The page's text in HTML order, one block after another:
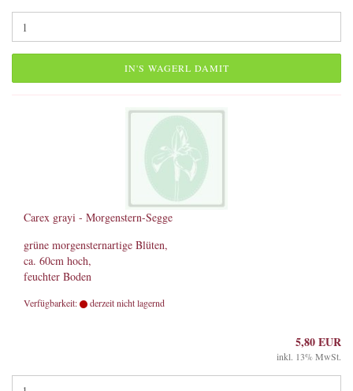
IN'S WAGERL DAMIT
Carex grayi - Morgenstern-Segge
grüne morgensternartige Blüten,
ca. 60cm hoch,
feuchter Boden
Verfügbarkeit: derzeit nicht lagernd
5,80 EUR
inkl. 13% MwSt.